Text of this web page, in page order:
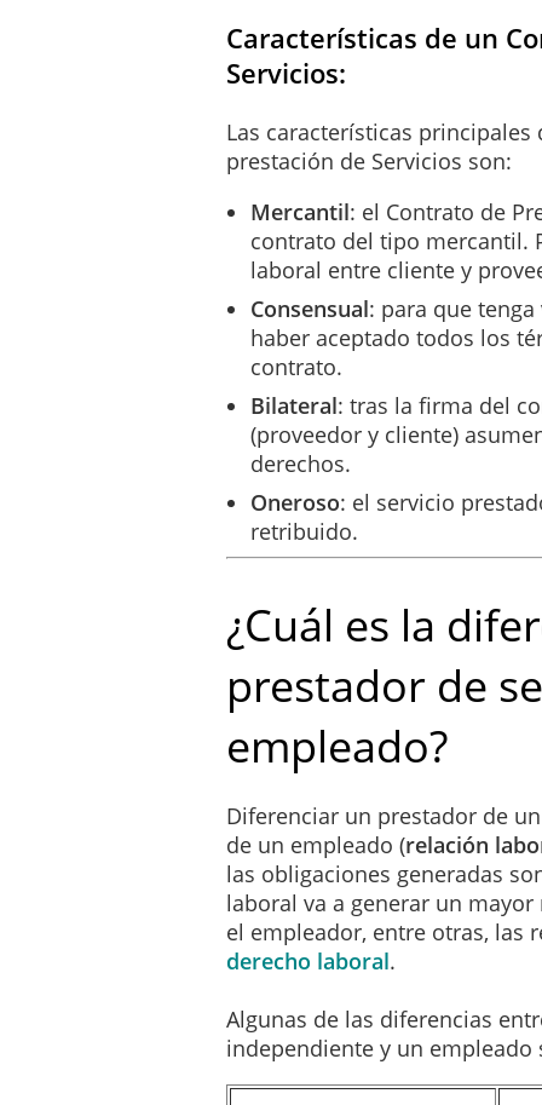
DURACIÓN DE LOS
Este Contrato comenzará
completamente
conformidad con las
concreta del Servicio y a
En caso de controversia
controversia. En caso de
evaluará lo anterior,
decisión del perito será
método de resolución de
En lo que respecta a la
perjuicio de lo anterior, las
concreta. Asimismo, las
CONDICIONES
por hora de
__________€
Cliente del número de
tardar. El Prestador
De aquí en adelante será
Las cantidades
las correspondientes
obligada a ello de
En relación con el pago
completamente de
A los efectos anteriores,
debiendo ser pagadas las
requisitos formales
Características de un
Servicios:
Las características
prestación de Servicios son:
Mercantil: el Contrato de
contrato del tipo mercantil.
laboral entre cliente y
Consensual: para que
haber aceptado todos los
contrato.
Bilateral: tras la firma del
(proveedor y cliente)
derechos.
Oneroso: el servicio
retribuido.
¿Cuál es la
prestador de
empleado?
Diferenciar un prestador de
de un empleado (relación
las obligaciones generadas
laboral va a generar un
el empleador, entre otras, las
derecho laboral.
Algunas de las diferencias
independiente y un empleado